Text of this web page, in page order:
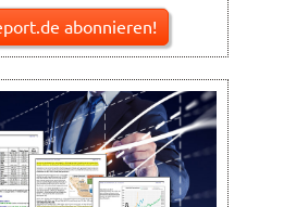
abonnieren!